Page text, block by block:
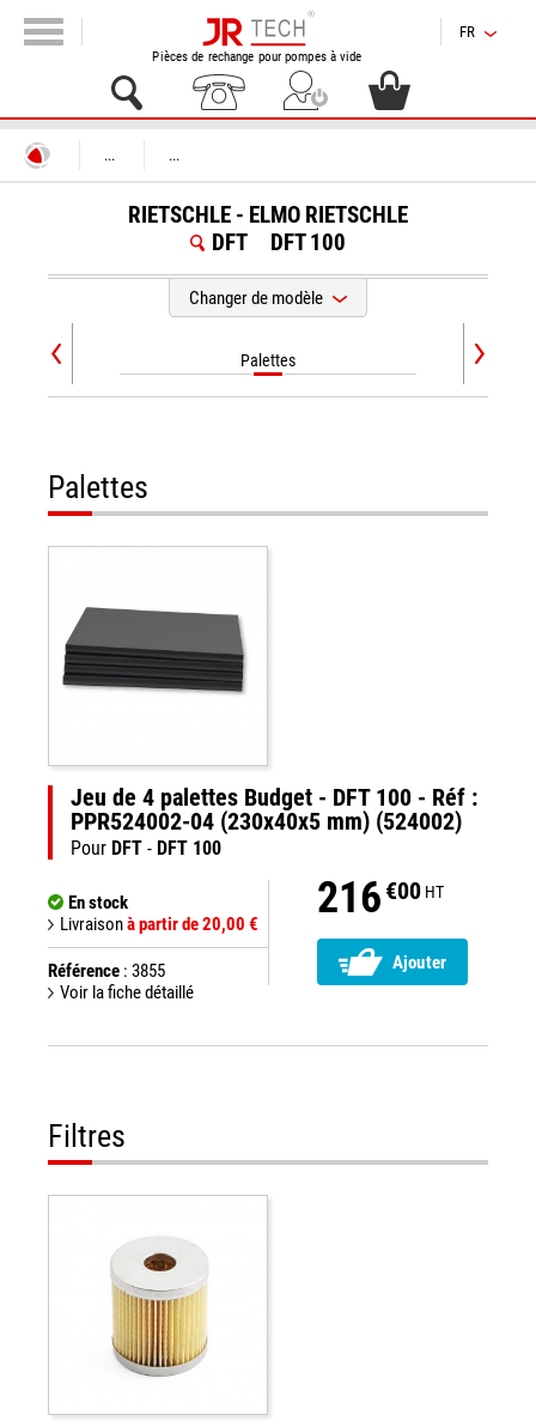
Pièces de rechange pour pompes à vide
FR
... ...
RIETSCHLE - ELMO RIETSCHLE
DFT
DFT 100
Changer de modèle
Palettes
Palettes
Jeu de 4 palettes Budget - DFT 100 - Réf :
PPR524002-04 (230x40x5 mm) (524002)
Pour DFT - DFT 100
En stock
Livraisonà partir de 20,00 €
Référence : 3855
Voir la fiche détaillé
216 €00 HT
Ajouter
Filtres